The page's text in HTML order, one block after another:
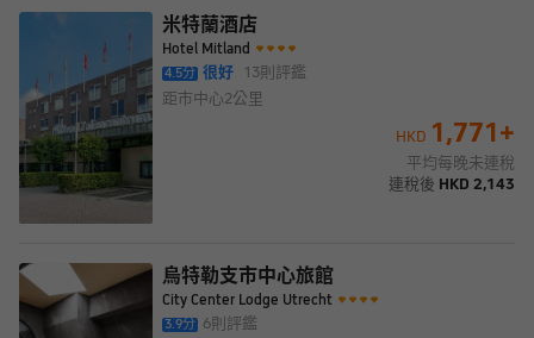
米特蘭酒店
Hotel Mitland
4.5分 很好 13則評鑑
距市中心2公里
HKD 1,771+
平均每晚未連稅
連稅後 HKD 2,143
烏特勒支市中心旅館
City Center Lodge Utrecht
3.9分 6則評鑑